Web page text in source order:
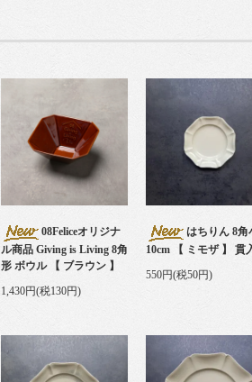
08Feliceオリジナ
ル商品 Giving is Living 8角
形 ボウル 【 ブラウン 】
1,430円(税130円)
はちりん 8角
10cm 【 ミモザ 】 貫
550円(税50円)